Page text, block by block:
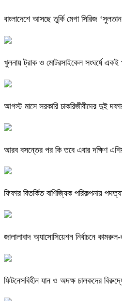
বাংলাদেশে আসছে তুর্কি মেগা সিরিজ
খুলনায় ট্রাক ও মোটরসাইকেল সংঘর্ষে একই
আগস্ট মাসে সরকারি চাকরিজীবীদের দুই
আরব বসন্তের পর কি তবে এবার দক্ষিণ
ফিফার বিতর্কিত বাণিজ্যিক পরিকল্পনায়
জালালাবাদ অ্যাসোসিয়েশন নির্বাচনে
ফিটনেসবিহীন যান ও অদক্ষ চালকদের